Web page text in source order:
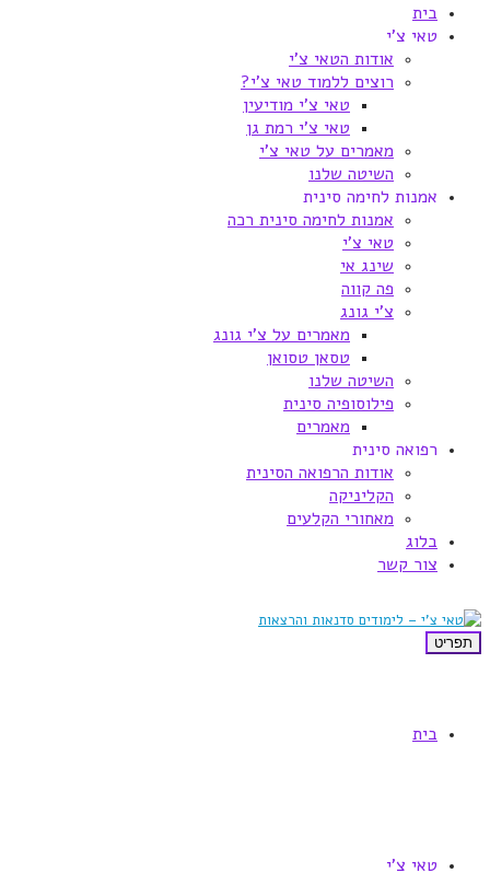
בית
טאי צ'י
אודות הטאי צ'י
רוצים ללמוד טאי צ'י?
טאי צ'י מודיעין
טאי צ'י רמת גן
מאמרים על טאי צ'י
השיטה שלנו
אמנות לחימה סינית
אמנות לחימה סינית רכה
טאי צ'י
שינג אי
פה קווה
צ'י גונג
מאמרים על צ'י גונג
טסאן טסואן
השיטה שלנו
פילוסופיה סינית
מאמרים
רפואה סינית
אודות הרפואה הסינית
הקליניקה
מאחורי הקלעים
בלוג
צור קשר
תפריט
בית
טאי צ'י